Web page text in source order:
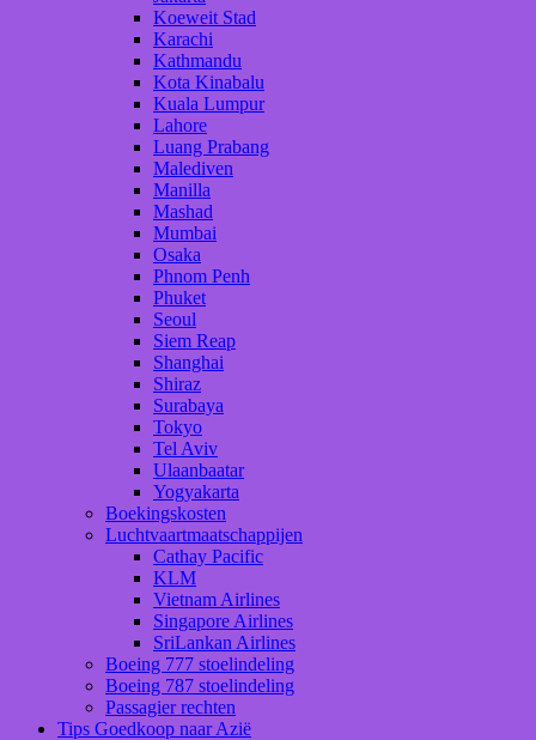
Koeweit Stad
Karachi
Kathmandu
Kota Kinabalu
Kuala Lumpur
Lahore
Luang Prabang
Malediven
Manilla
Mashad
Mumbai
Osaka
Phnom Penh
Phuket
Seoul
Siem Reap
Shanghai
Shiraz
Surabaya
Tokyo
Tel Aviv
Ulaanbaatar
Yogyakarta
Boekingskosten
Luchtvaartmaatschappijen
Cathay Pacific
KLM
Vietnam Airlines
Singapore Airlines
SriLankan Airlines
Boeing 777 stoelindeling
Boeing 787 stoelindeling
Passagier rechten
Tips Goedkoop naar Azië